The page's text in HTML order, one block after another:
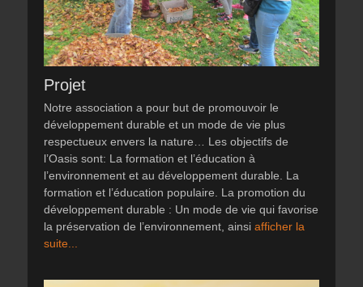
Projet
Notre association a pour but de promouvoir le
développement durable et un mode de vie plus
respectueux envers la nature… Les objectifs de
l’Oasis sont: La formation et l’éducation à
l’environnement et au développement durable. La
formation et l’éducation populaire. La promotion du
développement durable : Un mode de vie qui favorise
la préservation de l’environnement, ainsi afficher la
suite...